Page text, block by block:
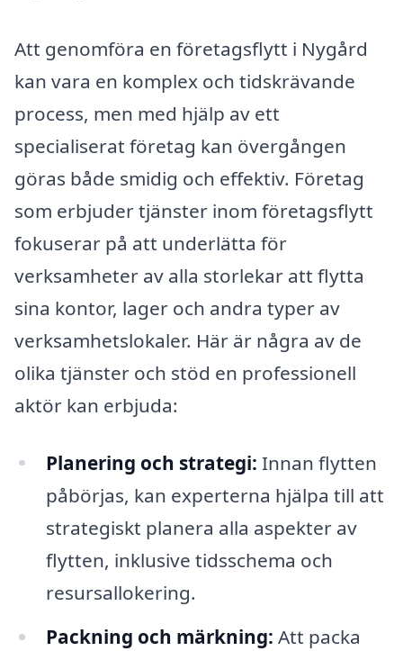
Att genomföra en företagsflytt i Nygård
kan vara en komplex och tidskrävande
process, men med hjälp av ett
specialiserat företag kan övergången
göras både smidig och effektiv. Företag
som erbjuder tjänster inom företagsflytt
fokuserar på att underlätta för
verksamheter av alla storlekar att flytta
sina kontor, lager och andra typer av
verksamhetslokaler. Här är några av de
olika tjänster och stöd en professionell
aktör kan erbjuda:
Planering och strategi: Innan flytten
påbörjas, kan experterna hjälpa till att
strategiskt planera alla aspekter av
flytten, inklusive tidsschema och
resursallokering.
Packning och märkning: Att packa